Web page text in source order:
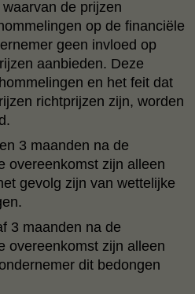
de prijzen
op de financiële
geen invloed op
aanbieden. Deze
en het feit dat
richtprijzen zijn, worden
3 maanden na de
overeenkomst zijn alleen
gevolg zijn van wettelijke
3 maanden na de
overeenkomst zijn alleen
dit bedongen